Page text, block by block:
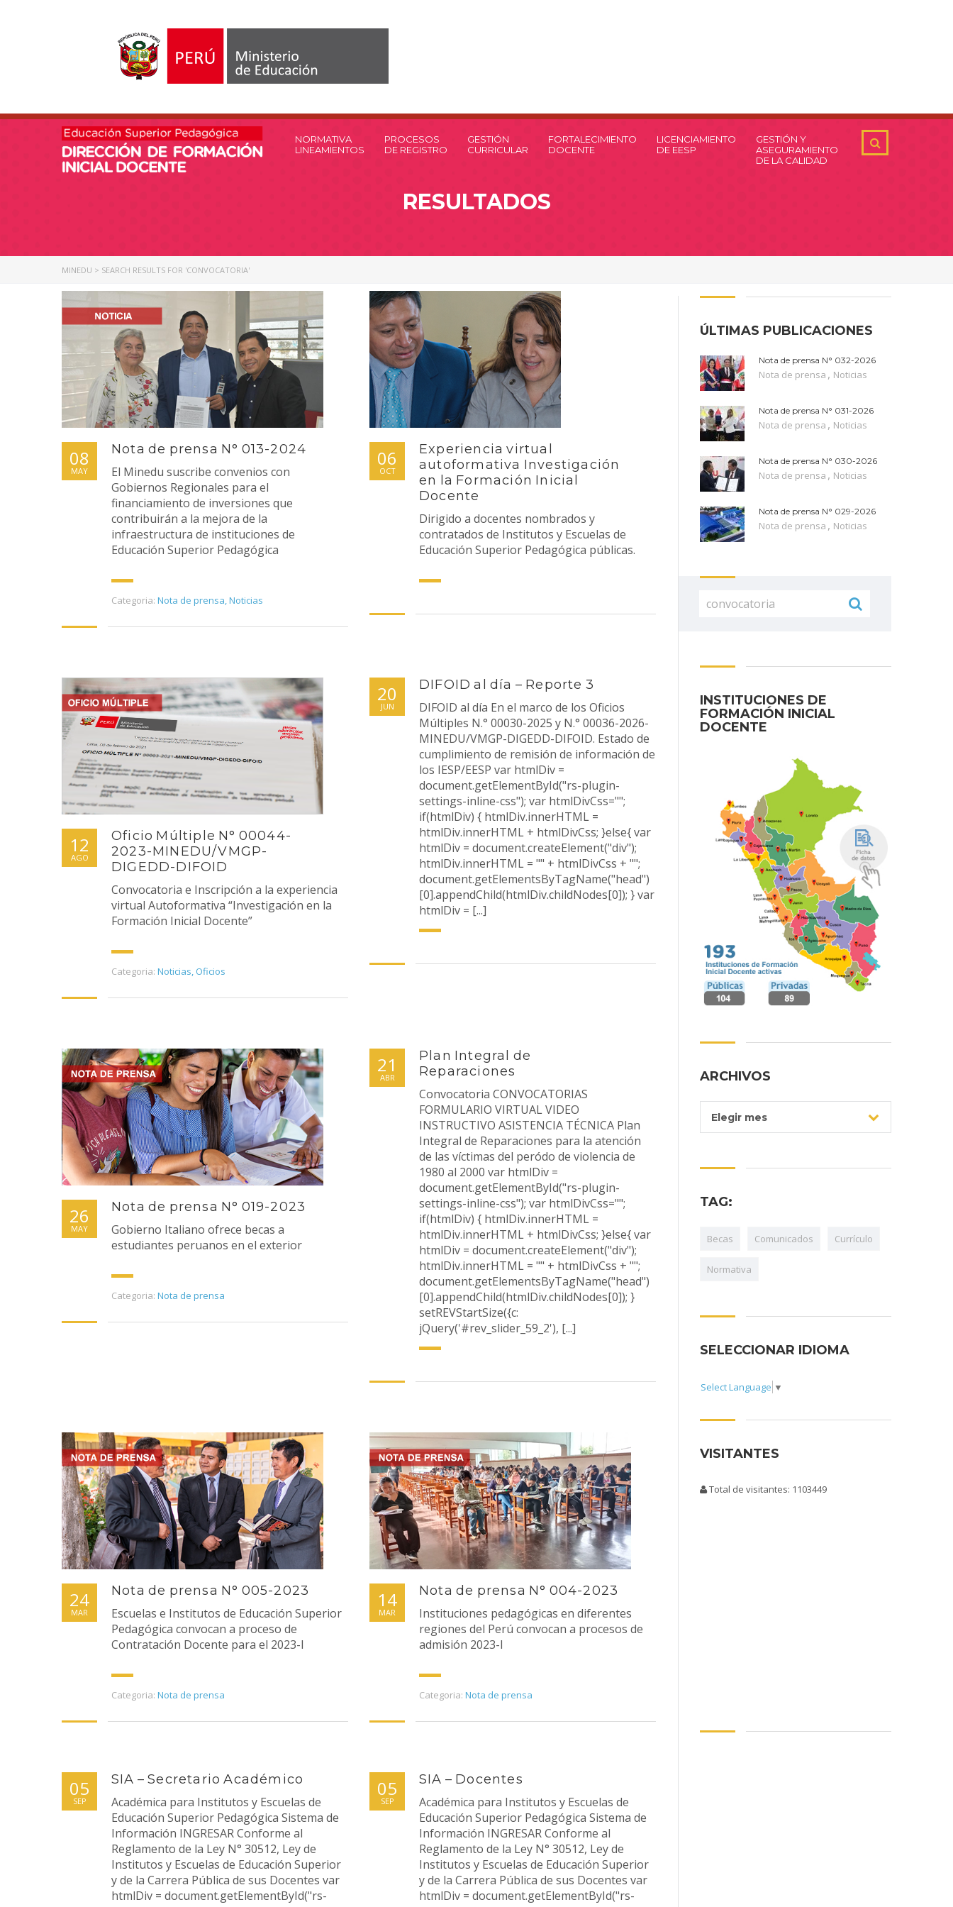
NORMATIVA
LINEAMIENTOS
PROCESOS
DE REGISTRO
GESTIÓN
CURRICULAR
FORTALECIMIENTO
DOCENTE
LICENCIAMIENTO
DE EESP
GESTIÓN Y
ASEGURAMIENTO
DE LA CALIDAD
RESULTADOS
MINEDU > SEARCH RESULTS FOR 'CONVOCATORIA'
08
MAY
Nota de prensa N° 013-2024
El Minedu suscribe convenios con
Gobiernos Regionales para el
financiamiento de inversiones que
contribuirán a la mejora de la
infraestructura de instituciones de
Educación Superior Pedagógica
Categoria: Nota de prensa,Noticias
06
OCT
Experiencia virtual
autoformativa Investigación
en la Formación Inicial
Docente
Dirigido a docentes nombrados y
contratados de Institutos y Escuelas de
Educación Superior Pedagógica públicas.
12
AGO
Oficio Múltiple N° 00044-
2023-MINEDU/VMGP-
DIGEDD-DIFOID
Convocatoria e Inscripción a la experiencia
virtual Autoformativa “Investigación en la
Formación Inicial Docente”
Categoria: Noticias, Oficios
20
JUN
DIFOID al día – Reporte 3
DIFOID al día En el marco de los Oficios
Múltiples N.° 00030-2025 y N.° 00036-2026-
MINEDU/VMGP-DIGEDD-DIFOID. Estado de
cumplimiento de remisión de información de
los IESP/EESP var htmlDiv =
document.getElementById("rs-plugin-
settings-inline-css"); var htmlDivCss="";
if(htmlDiv) { htmlDiv.innerHTML =
htmlDiv.innerHTML + htmlDivCss; }else{ var
htmlDiv = document.createElement("div");
htmlDiv.innerHTML = "" + htmlDivCss + "";
document.getElementsByTagName("head")
[0].appendChild(htmlDiv.childNodes[0]); } var
htmlDiv = [...]
26
MAY
Nota de prensa N° 019-2023
Gobierno Italiano ofrece becas a
estudiantes peruanos en el exterior
Categoria: Nota de prensa
21
ABR
Plan Integral de
Reparaciones
Convocatoria CONVOCATORIAS
FORMULARIO VIRTUAL VIDEO
INSTRUCTIVO ASISTENCIA TÉCNICA Plan
Integral de Reparaciones para la atención
de las víctimas del peródo de violencia de
1980 al 2000 var htmlDiv =
document.getElementById("rs-plugin-
settings-inline-css"); var htmlDivCss="";
if(htmlDiv) { htmlDiv.innerHTML =
htmlDiv.innerHTML + htmlDivCss; }else{ var
htmlDiv = document.createElement("div");
htmlDiv.innerHTML = "" + htmlDivCss + "";
document.getElementsByTagName("head")
[0].appendChild(htmlDiv.childNodes[0]); }
setREVStartSize({c:
jQuery('#rev_slider_59_2'), [...]
24
MAR
Nota de prensa N° 005-2023
Escuelas e Institutos de Educación Superior
Pedagógica convocan a proceso de
Contratación Docente para el 2023-I
Categoria: Nota de prensa
14
MAR
Nota de prensa N° 004-2023
Instituciones pedagógicas en diferentes
regiones del Perú convocan a procesos de
admisión 2023-I
Categoria: Nota de prensa
05
SEP
SIA – Secretario Académico
Académica para Institutos y Escuelas de
Educación Superior Pedagógica Sistema de
Información INGRESAR Conforme al
Reglamento de la Ley N° 30512, Ley de
Institutos y Escuelas de Educación Superior
y de la Carrera Pública de sus Docentes var
htmlDiv = document.getElementById("rs-
05
SEP
SIA – Docentes
Académica para Institutos y Escuelas de
Educación Superior Pedagógica Sistema de
Información INGRESAR Conforme al
Reglamento de la Ley N° 30512, Ley de
Institutos y Escuelas de Educación Superior
y de la Carrera Pública de sus Docentes var
htmlDiv = document.getElementById("rs-
ÚLTIMAS PUBLICACIONES
Nota de prensa N° 032-2026
Nota de prensa , Noticias
Nota de prensa N° 031-2026
Nota de prensa , Noticias
Nota de prensa N° 030-2026
Nota de prensa , Noticias
Nota de prensa N° 029-2026
Nota de prensa , Noticias
Buscar:
INSTITUCIONES DE
FORMACIÓN INICIAL
DOCENTE
ARCHIVOS
Archivos
Elegir mes
TAG:
Becas Comunicados Currículo
Normativa
SELECCIONAR IDIOMA
Select Language ▼
VISITANTES
Total de visitantes: 1103449